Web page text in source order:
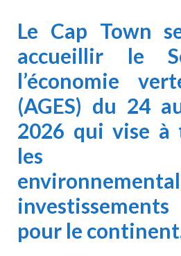
Le Cap Town
accueillir le
l’économie
(AGES) du 24
2026 qui vise à
les
pour le